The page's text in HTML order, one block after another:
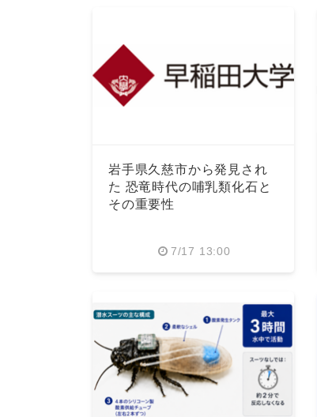
岩手県久慈市から発見され
た 恐竜時代の哺乳類化石と
その重要性
7/17 13:00